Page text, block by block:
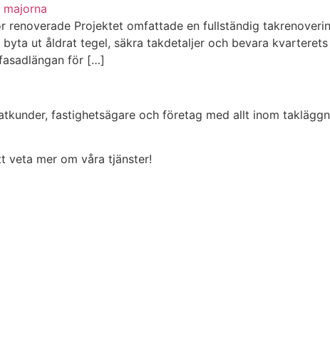
Projektet omfattade en fullständig
ut åldrat tegel, säkra takdetaljer och bevara
för […]
fastighetsägare och företag med allt inom
mer om våra tjänster!